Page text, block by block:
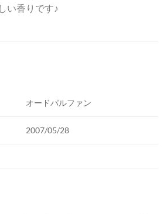
い香りです♪
オードパルファン
2007/05/28